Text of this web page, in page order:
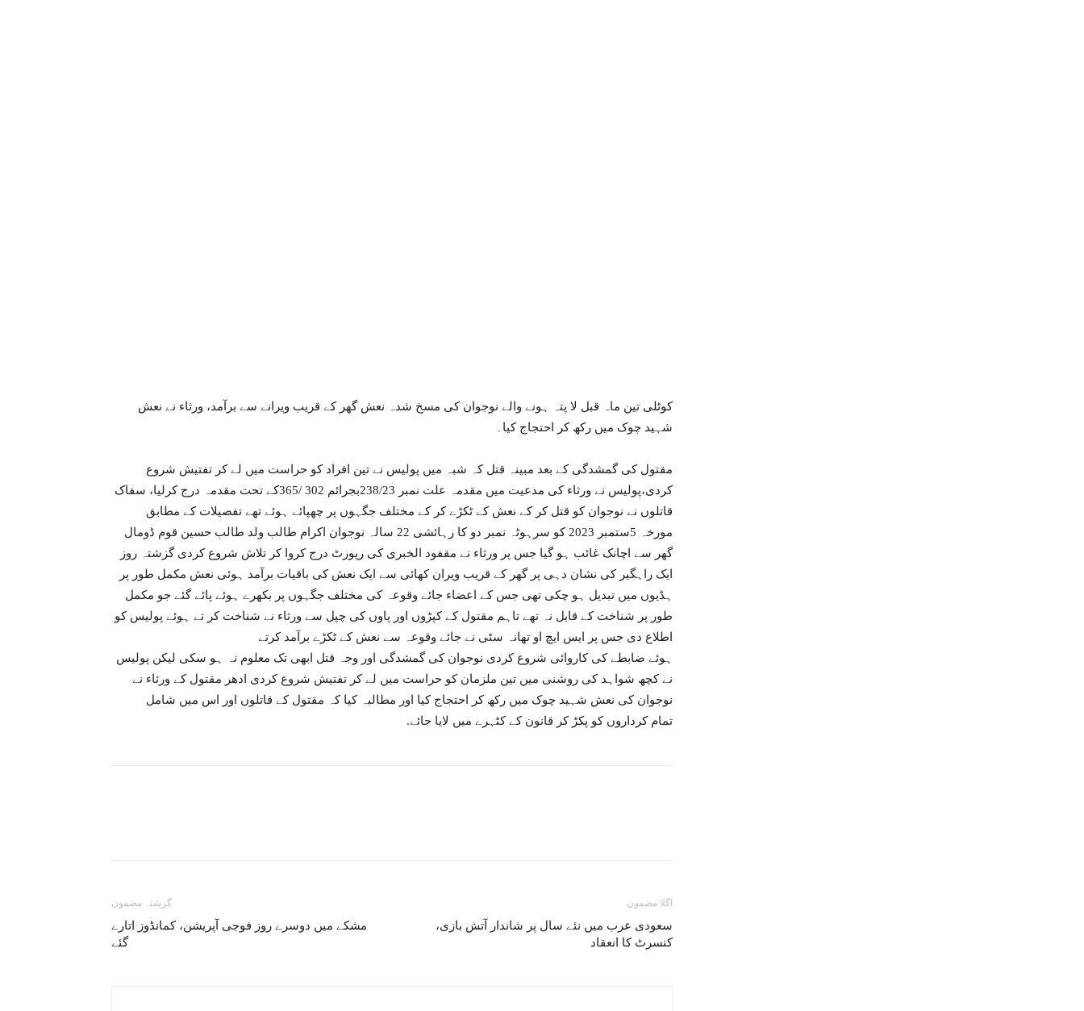
کوٹلی تین ماہ قبل لا پتہ ہونے والے نوجوان کی مسخ شدہ نعش گھر کے قریب ویرانے سے برآمد، ورثاء نے نعش
شہید چوک میں رکھ کر احتجاج کیا۔
مقتول کی گمشدگی کے بعد مبینہ قتل کہ شبہ میں پولیس نے تین افراد کو حراست میں لے کر تفتیش شروع
کردی،پولیس نے ورثاء کی مدعیت میں مقدمہ علت نمبر 238/23بجرائم 302 /365کے تحت مقدمہ درج کرلیا، سفاک
قاتلوں نے نوجوان کو قتل کر کے نعش کے ٹکڑے کر کے مختلف جگہوں پر چھپائے ہوئے تھے تفصیلات کے مطابق
مورخہ 5ستمبر 2023 کو سرہوٹہ نمبر دو کا رہائشی 22 سالہ نوجوان اکرام طالب ولد طالب حسین قوم ڈومال
گھر سے اچانک غائب ہو گیا جس پر ورثاء نے مقفود الخبری کی رپورٹ درج کروا کر تلاش شروع کردی گزشتہ روز
ایک راہگیر کی نشان دہی پر گھر کے قریب ویران کھائی سے ایک نعش کی باقیات برآمد ہوئی نعش مکمل طور پر
ہڈیوں میں تبدیل ہو چکی تھی جس کے اعضاء جائے وقوعہ کی مختلف جگہوں پر بکھرے ہوئے پائے گئے جو مکمل
طور پر شناخت کے قابل نہ تھے تاہم مقتول کے کپڑوں اور پاوں کی چپل سے ورثاء نے شناخت کر تے ہوئے پولیس کو
اطلاع دی جس پر ایس ایچ او تھانہ سٹی نے جائے وقوعہ سے نعش کے ٹکڑے برآمد کرتے
ہوئے ضابطے کی کاروائی شروع کردی نوجوان کی گمشدگی اور وجہ قتل ابھی تک معلوم نہ ہو سکی لیکن پولیس
نے کچھ شواہد کی روشنی میں تین ملزمان کو حراست میں لے کر تفتیش شروع کردی ادھر مقتول کے ورثاء نے
نوجوان کی نعش شہید چوک میں رکھ کر احتجاج کیا اور مطالبہ کیا کہ مقتول کے قاتلوں اور اس میں شامل
.تمام کرداروں کو پکڑ کر قانون کے کٹہرے میں لایا جائے
گزشتہ مضمون
مشکے میں دوسرے روز فوجی آپریشن، کمانڈوز اتارے
گئے
اگلا مضمون
سعودی عرب میں نئے سال پر شاندار آتش بازی،
کنسرٹ کا انعقاد